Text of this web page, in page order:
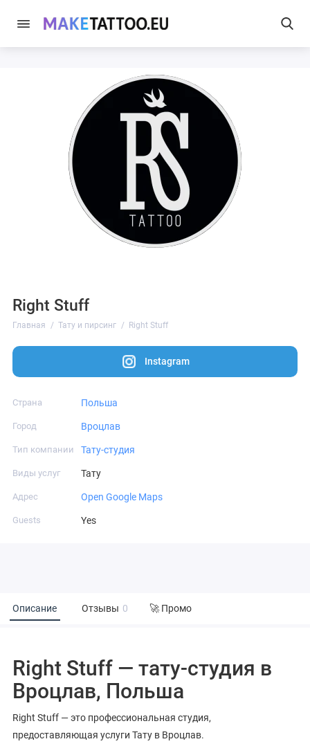
Right Stuff
Главная Тату и пирсинг Right Stuff
Instagram
Страна Польша
Город Вроцлав
Тип компании Тату-студия
Виды услуг Тату
Адрес Open Google Maps
Guests Yes
Описание Отзывы 0 🚀 Промо
Right Stuff — тату-студия в
Вроцлав, Польша
Right Stuff — это профессиональная студия,
предоставляющая услуги Тату в Вроцлав.